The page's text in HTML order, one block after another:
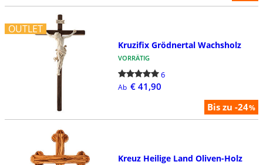
OUTLET
Bis zu -24%
Kruzifix Grödnertal Wachsholz
VORRÄTIG
6
Ab € 41,90
Kreuz Heilige Land Oliven-Holz